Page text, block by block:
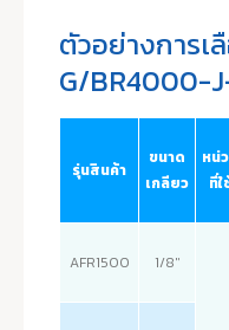
ตัวอย่างการเ
G/BR4000-
รุ่นสินค้า
ขนาด
เกลียว
หน่
ที่ใ
AFR1500 1/8"